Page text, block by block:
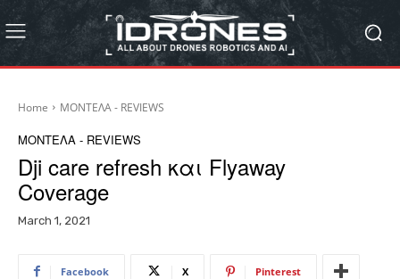
Home ΜΟΝΤΕΛΑ - REVIEWS
ΜΟΝΤΕΛΑ - REVIEWS
Dji care refresh και Flyaway
Coverage
March 1, 2021
Facebook X Pinterest